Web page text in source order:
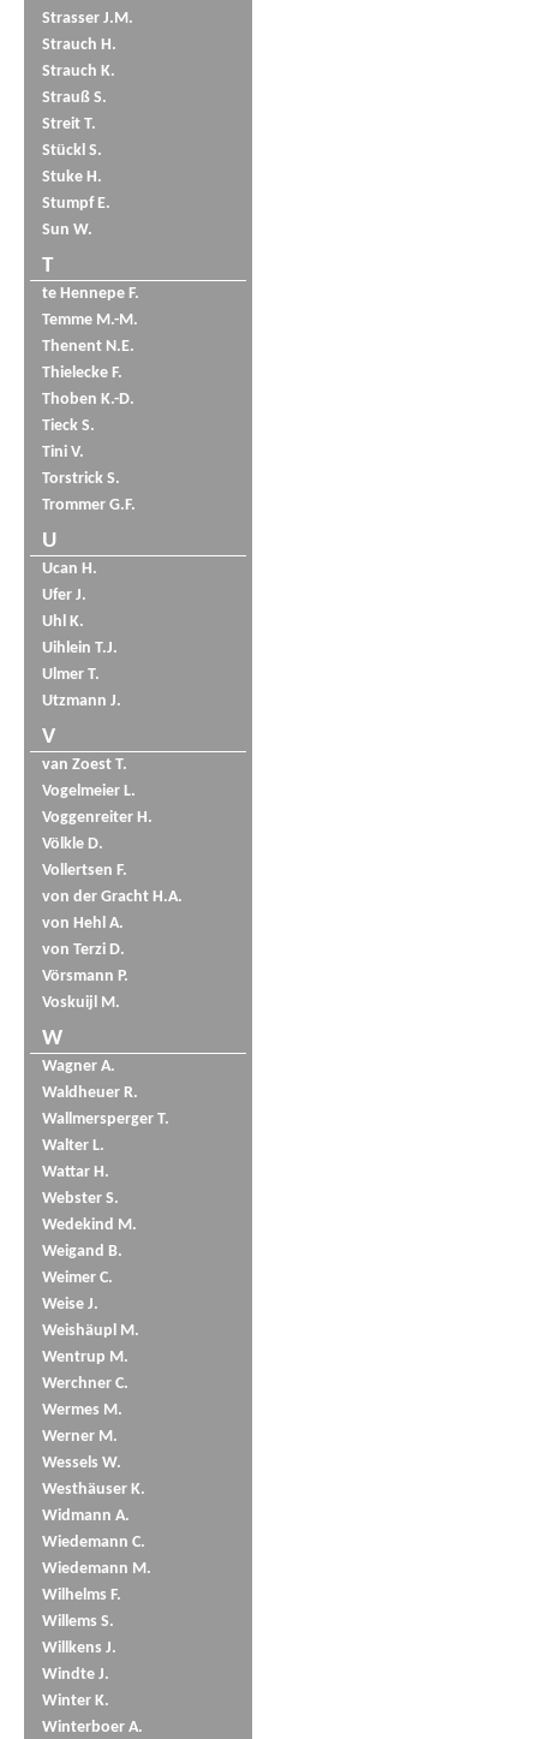
Strasser J.M.
Strauch H.
Strauch K.
Strauß S.
Streit T.
Stückl S.
Stuke H.
Stumpf E.
Sun W.
T
te Hennepe F.
Temme M.-M.
Thenent N.E.
Thielecke F.
Thoben K.-D.
Tieck S.
Tini V.
Torstrick S.
Trommer G.F.
U
Ucan H.
Ufer J.
Uhl K.
Uihlein T.J.
Ulmer T.
Utzmann J.
V
van Zoest T.
Vogelmeier L.
Voggenreiter H.
Völkle D.
Vollertsen F.
von der Gracht H.A.
von Hehl A.
von Terzi D.
Vörsmann P.
Voskuijl M.
W
Wagner A.
Waldheuer R.
Wallmersperger T.
Walter L.
Wattar H.
Webster S.
Wedekind M.
Weigand B.
Weimer C.
Weise J.
Weishäupl M.
Wentrup M.
Werchner C.
Wermes M.
Werner M.
Wessels W.
Westhäuser K.
Widmann A.
Wiedemann C.
Wiedemann M.
Wilhelms F.
Willems S.
Willkens J.
Windte J.
Winter K.
Winterboer A.